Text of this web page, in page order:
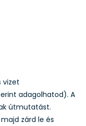
vizet
adagolhatod). A
útmutatást.
zárd le és